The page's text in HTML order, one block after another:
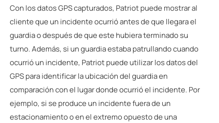
Con los datos GPS capturados, Patriot puede mostrar al
cliente que un incidente ocurrió antes de que llegara el
guardia o después de que este hubiera terminado su
turno. Además, si un guardia estaba patrullando cuando
ocurrió un incidente, Patriot puede utilizar los datos del
GPS para identificar la ubicación del guardia en
comparación con el lugar donde ocurrió el incidente. Por
ejemplo, si se produce un incidente fuera de un
estacionamiento o en el extremo opuesto de una